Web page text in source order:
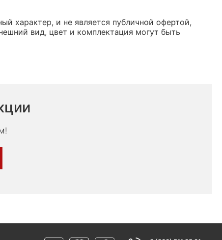
характер, и не является публичной офертой,
вид, цвет и комплектация могут быть